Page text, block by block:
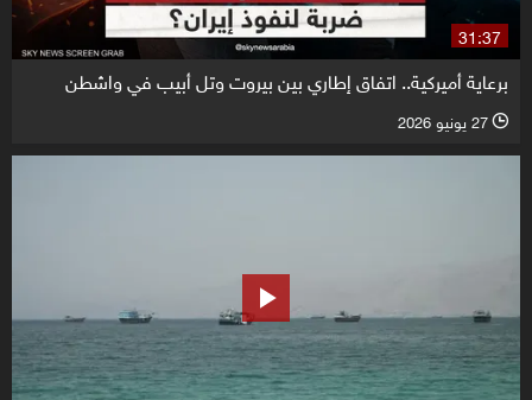
31:37
برعاية أميركية.. اتفاق إطاري بين بيروت وتل أبيب في واشطن
l 27 يونيو 2026